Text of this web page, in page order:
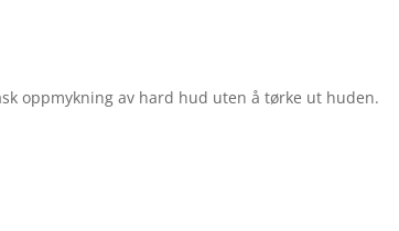
oppmykning av hard hud uten å tørke ut huden.